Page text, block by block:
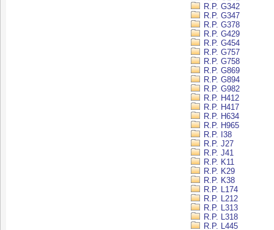
R.P. G342
R.P. G347
R.P. G378
R.P. G429
R.P. G454
R.P. G757
R.P. G758
R.P. G869
R.P. G894
R.P. G982
R.P. H412
R.P. H417
R.P. H634
R.P. H965
R.P. I38
R.P. J27
R.P. J41
R.P. K11
R.P. K29
R.P. K38
R.P. L174
R.P. L212
R.P. L313
R.P. L318
R.P. L445